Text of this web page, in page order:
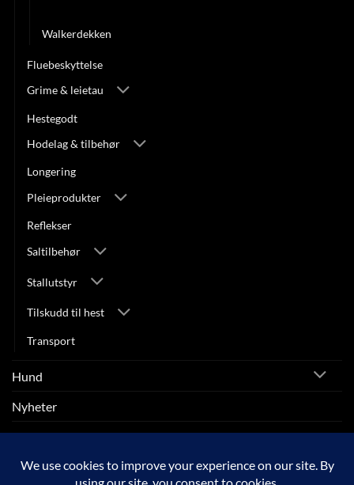
Walkerdekken
Fluebeskyttelse
Grime & leietau
Hestegodt
Hodelag & tilbehør
Longering
Pleieprodukter
Reflekser
Saltilbehør
Stallutstyr
Tilskudd til hest
Transport
Hund
Nyheter
Rytter
SALG